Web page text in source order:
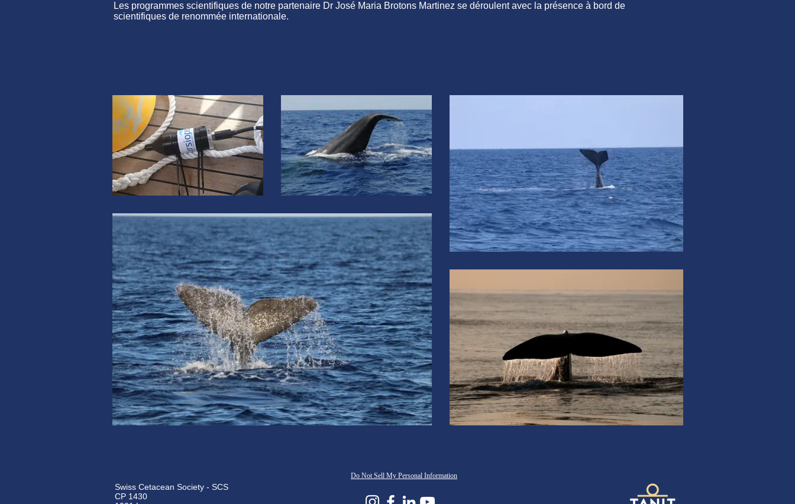
Les programmes scientifiques de notre partenaire Dr José Maria Brotons Martinez se déroulent avec la présence à bord de
scientifiques de renommée internationale.
Do Not Sell My Personal Information
Swiss Cetacean Society - SCS
CP 1430